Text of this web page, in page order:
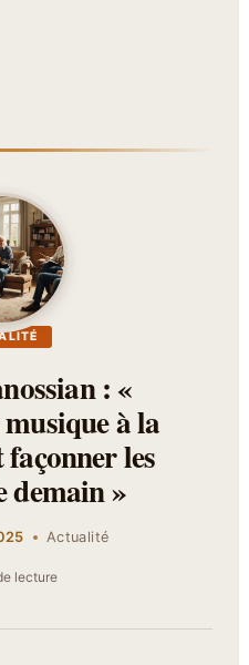
: «
à la
façonner les
demain »
Actualité
lecture